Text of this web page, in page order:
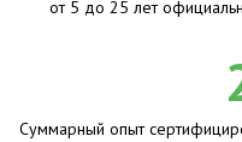
от 5 до 25 лет
Суммарный опыт